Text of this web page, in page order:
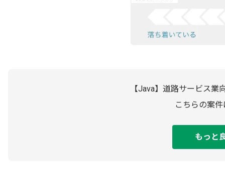
【Java】道路サービス
こちらの案
もっと